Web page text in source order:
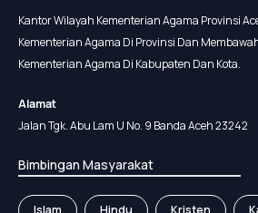
Kantor Wilayah Kementerian Agama Provinsi
Kementerian Agama Di Provinsi Dan
Kementerian Agama Di Kabupaten Dan Kota.
Alamat
Jalan Tgk. Abu Lam U No. 9 Banda Aceh 23242
Bimbingan Masyarakat